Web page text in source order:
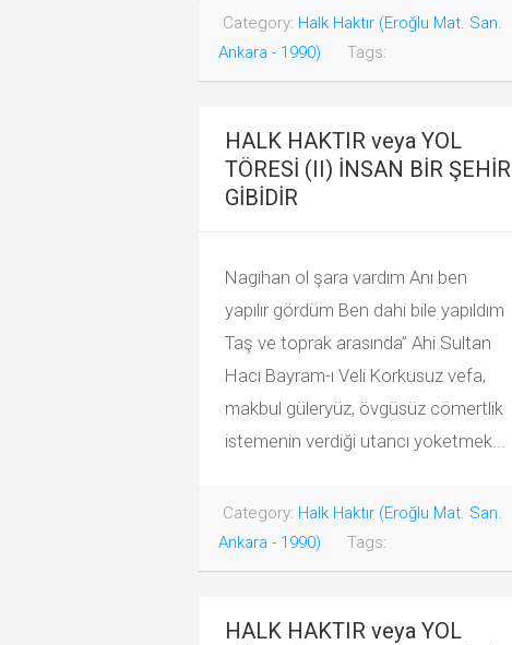
Category: Halk Haktır (Eroğlu Mat. San.
Ankara - 1990)
Tags:
HALK HAKTIR veya YOL
TÖRESİ (II) İNSAN BİR ŞEHİR
GİBİDİR
Nagihan ol şara vardım Anı ben
yapılır gördüm Ben dahi bile yapıldım
Taş ve toprak arasında” Ahi Sultan
Hacı Bayram-ı Veli Korkusuz vefa,
makbul güleryüz, övgüsüz cömertlik
istemenin verdiği utancı yoketmek...
Category: Halk Haktır (Eroğlu Mat. San.
Ankara - 1990)
Tags:
HALK HAKTIR veya YOL